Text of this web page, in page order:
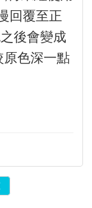
回覆至正
後會變成
原色深一點